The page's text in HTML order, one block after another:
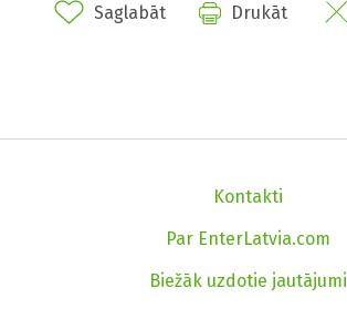
Saglabāt Drukāt
Kontakti
Par EnterLatvia.com
Biežāk uzdotie jautājumi